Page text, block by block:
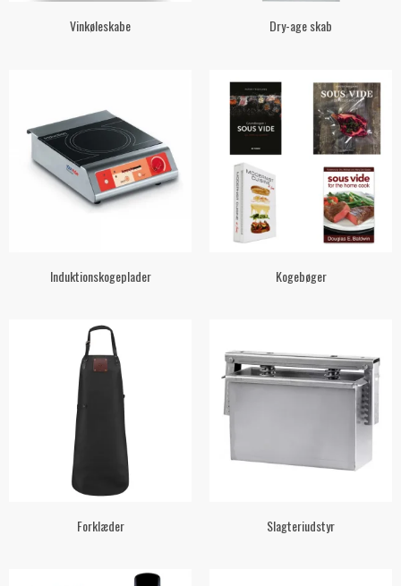
Vinkøleskabe Dry-age skab
Induktionskogeplader Kogebøger
Forklæder Slagteriudstyr